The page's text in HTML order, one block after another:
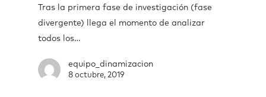
Tras la primera fase de investigación (fase
divergente) llega el momento de analizar
todos los…
equipo_dinamizacion
8 octubre, 2019